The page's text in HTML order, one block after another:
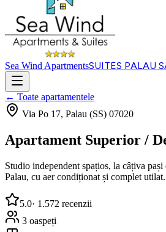
Sea Wind ApartmentsSUITES PALAU
← Toate apartamentele
Via Po 17, Palau (SS) 07020
Apartament Superior /
Studio independent spațios, la câțiva pași
Palau, cu aer condiționat și complet utilat.
5.0· 1.572 recenzii
3 oaspeți